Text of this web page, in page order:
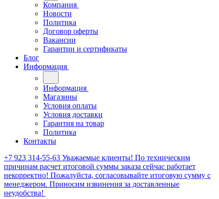
Компания
Новости
Политика
Договор оферты
Вакансии
Гарантии и сертификаты
Блог
Информация
Информация
Магазины
Условия оплаты
Условия доставки
Гарантия на товар
Политика
Контакты
+7 923 314-55-63 Уважаемые клиенты! По техническим
причинам расчет итоговой суммы заказа сейчас работает
некорректно! Пожалуйста, согласовывайте итоговую сумму с
менеджером. Приносим извинения за доставленные
неудобства!